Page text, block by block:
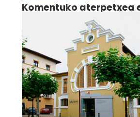
Komentuko aterpetxea